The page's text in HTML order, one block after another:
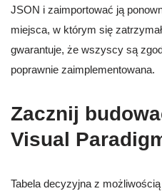
JSON i zaimportować ją
miejsca, w którym się
gwarantuje, że wszyscy są
poprawnie zaimplementowana.
Zacznij
Visual
Tabela decyzyjna z